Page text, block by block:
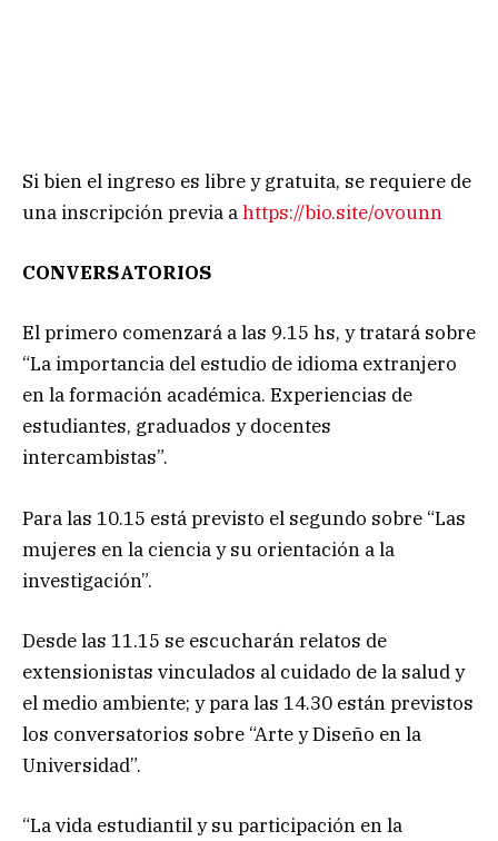
Si bien el ingreso es libre y gratuita, se requiere de
una inscripción previa ahttps://bio.site/ovounn
CONVERSATORIOS
El primero comenzará a las 9.15 hs, y tratará sobre
“La importancia del estudio de idioma extranjero
en la formación académica. Experiencias de
estudiantes, graduados y docentes
intercambistas”.
Para las 10.15 está previsto el segundo sobre “Las
mujeres en la ciencia y su orientación a la
investigación”.
Desde las 11.15 se escucharán relatos de
extensionistas vinculados al cuidado de la salud y
el medio ambiente; y para las 14.30 están previstos
los conversatorios sobre “Arte y Diseño en la
Universidad”.
“La vida estudiantil y su participación en la